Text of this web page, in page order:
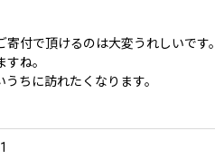
付で頂けるのは大変うれしいです。
ね。
ちに訪れたくなります。